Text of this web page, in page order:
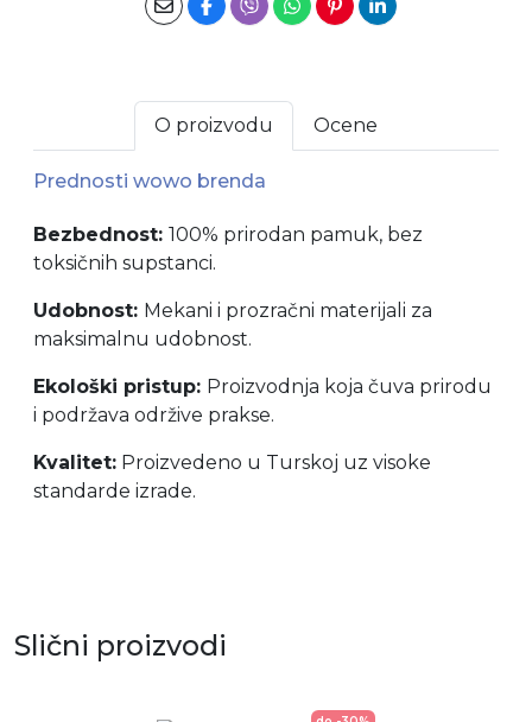
O proizvodu Ocene
Prednosti wowo brenda
Bezbednost: 100% prirodan pamuk, bez
toksičnih supstanci.
Udobnost: Mekani i prozračni materijali za
maksimalnu udobnost.
Ekološki pristup: Proizvodnja koja čuva prirodu
i podržava održive prakse.
Kvalitet: Proizvedeno u Turskoj uz visoke
standarde izrade.
Slični proizvodi